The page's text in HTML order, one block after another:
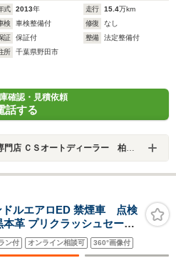
式 2013年 走行 15.4万km
検
車検整備付 修復
なし
証
保証付 整備
法定整備付
所
千葉県野田市
確認・見積依頼
話する
ートディーラー 柏インター店 中古車専門店
ルエアロED 禁煙車 点検
革 プリクラッシュセーフ
ヘッドライト エアシー
ソナー レギュラーガソ
ン付 オンライン相談可 360°画像付